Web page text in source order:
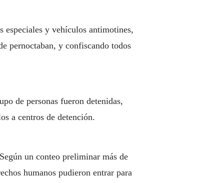
y vehículos antimotines,
pernoctaban, y confiscando todos
de personas fueron detenidas,
a centros de detención.
un conteo preliminar más de
humanos pudieron entrar para